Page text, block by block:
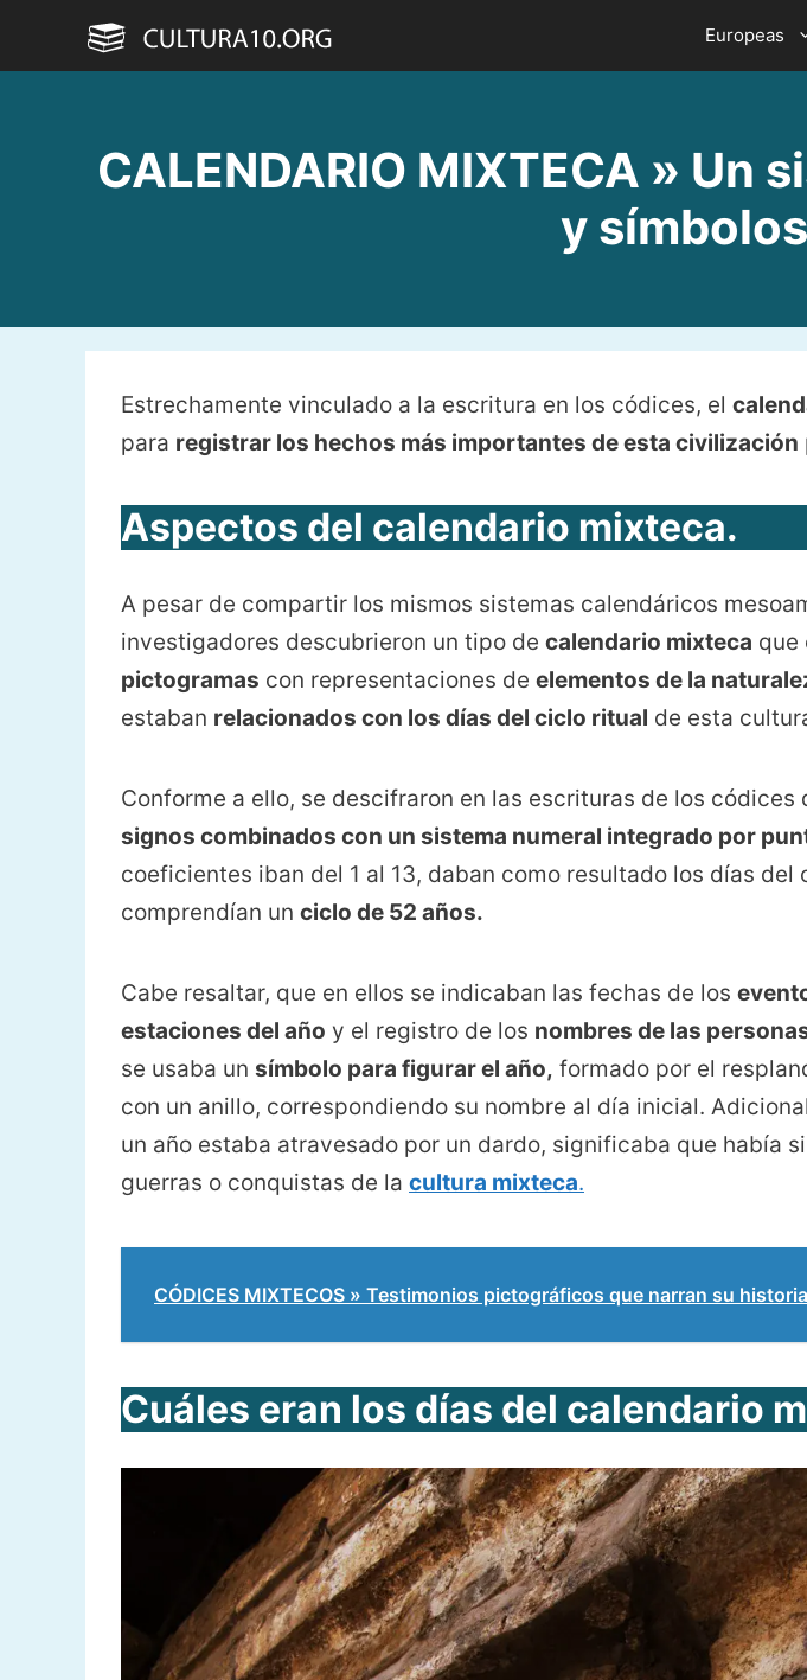
Europeas
CALENDARIO MIXTECA » Un
y
Estrechamente vinculado a la escritura en los códices, el
para registrar los hechos más importantes de esta civilización
Aspectos del calendario mixteca.
A pesar de compartir los mismos sistemas calendáricos
investigadores descubrieron un tipo de calendario mixteca que
pictogramas con representaciones de elementos de la
estaban relacionados con los días del ciclo ritual de esta
Conforme a ello, se descifraron en las escrituras de los códices
signos combinados con un sistema numeral integrado por
coeficientes iban del 1 al 13, daban como resultado los días del
comprendían un ciclo de 52 años.
Cabe resaltar, que en ellos se indicaban las fechas de los
estaciones del año y el registro de los nombres de las
se usaba un símbolo para figurar el año, formado por el
con un anillo, correspondiendo su nombre al día inicial.
un año estaba atravesado por un dardo, significaba que había
guerras o conquistas de la cultura mixteca.
CÓDICES MIXTECOS » Testimonios pictográficos que narran su historia
Cuáles eran los días del calendario